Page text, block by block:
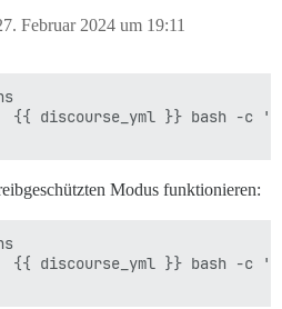
Februar 2024 um 19:11
{{ discourse_yml }} bash -c
Modus funktionieren:
{{ discourse_yml }} bash -c